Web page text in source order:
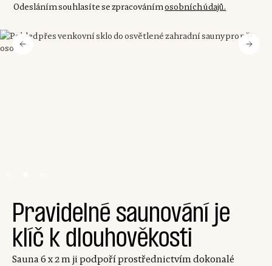
Odesláním souhlasíte se zpracovánímosobních údajů.
Pravidelné saunování je
klíč k dlouhověkosti
Sauna 6 x 2 m ji podpoří prostřednictvím dokonalé